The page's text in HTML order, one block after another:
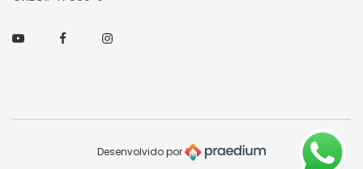
YoutubeFacebookInstagram
Desenvolvido por